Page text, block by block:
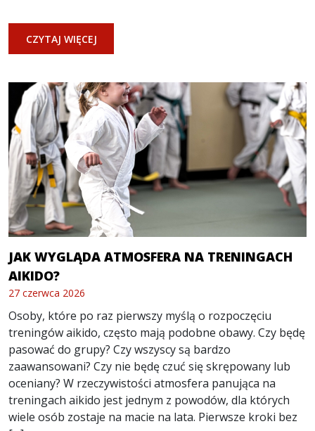
CZYTAJ WIĘCEJ
JAK WYGLĄDA ATMOSFERA NA TRENINGACH
AIKIDO?
27 czerwca 2026
Osoby, które po raz pierwszy myślą o rozpoczęciu
treningów aikido, często mają podobne obawy. Czy będę
pasować do grupy? Czy wszyscy są bardzo
zaawansowani? Czy nie będę czuć się skrępowany lub
oceniany? W rzeczywistości atmosfera panująca na
treningach aikido jest jednym z powodów, dla których
wiele osób zostaje na macie na lata. Pierwsze kroki bez